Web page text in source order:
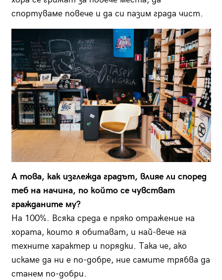
спортуваме повече и да си пазим града чист.
А това, как изглежда градът, влияе ли според
теб на начина, по който се чувстват
гражданите му?
На 100%. Всяка среда е пряко отражение на
хората, които я обитават, и най-вече на
техните характер и порядки. Така че, ако
искаме да ни е по-добре, ние самите трябва да
станем по-добри.